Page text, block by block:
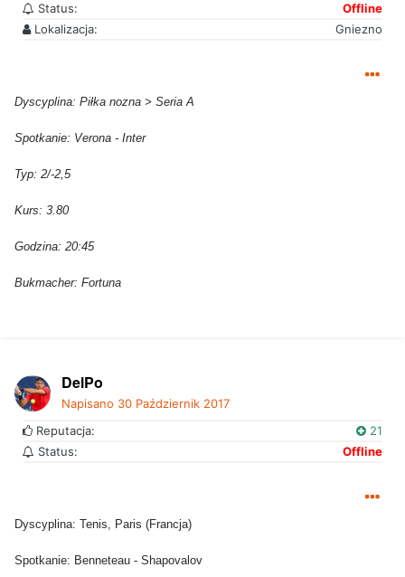
Status:
Offline
Lokalizacja:
Gniezno
Dyscyplina: Piłka nozna > Seria A
Spotkanie: Verona - Inter
Typ: 2/-2,5
Kurs: 3.80
Godzina: 20:45
Bukmacher: Fortuna
DelPo
Napisano 30 Październik 2017
Reputacja:
21
Status:
Offline
Dyscyplina: Tenis, Paris (Francja)
Spotkanie: Benneteau - Shapovalov